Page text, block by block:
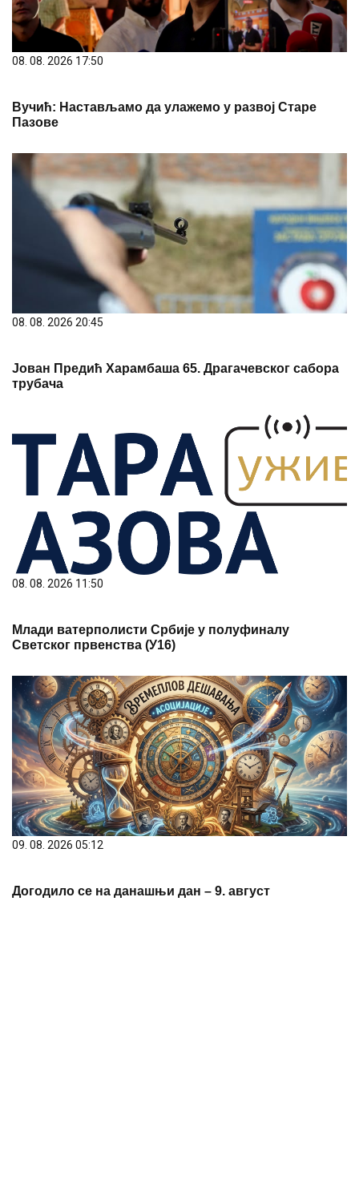
08. 08. 2026 17:50
Вучић: Настављамо да улажемо у развој Старе
Пазове
08. 08. 2026 20:45
Јован Предић Харамбаша 65. Драгачевског сабора
трубача
08. 08. 2026 11:50
Млади ватерполисти Србије у полуфиналу
Светског првенства (У16)
09. 08. 2026 05:12
Догодило се на данашњи дан – 9. август